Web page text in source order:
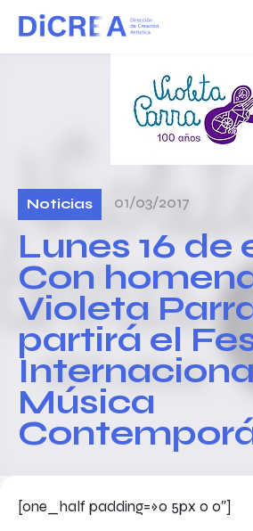
Noticias 01/03/2017
Lunes 16 de
Con
Violeta
partirá el
Música
[one_half padding=»0 5px 0 0″]